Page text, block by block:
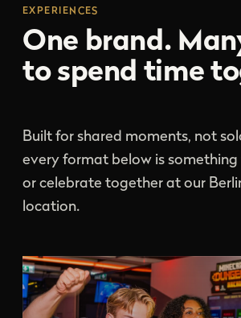
EXPERIENCES
One brand.
to spend time
Built for shared moments, not
every format below is
or celebrate together at our
location.